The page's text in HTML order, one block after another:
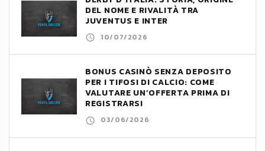
DEL NOME E RIVALITÀ TRA
JUVENTUS E INTER
10/07/2026
BONUS CASINÒ SENZA DEPOSITO
PER I TIFOSI DI CALCIO: COME
VALUTARE UN’OFFERTA PRIMA DI
REGISTRARSI
03/06/2026